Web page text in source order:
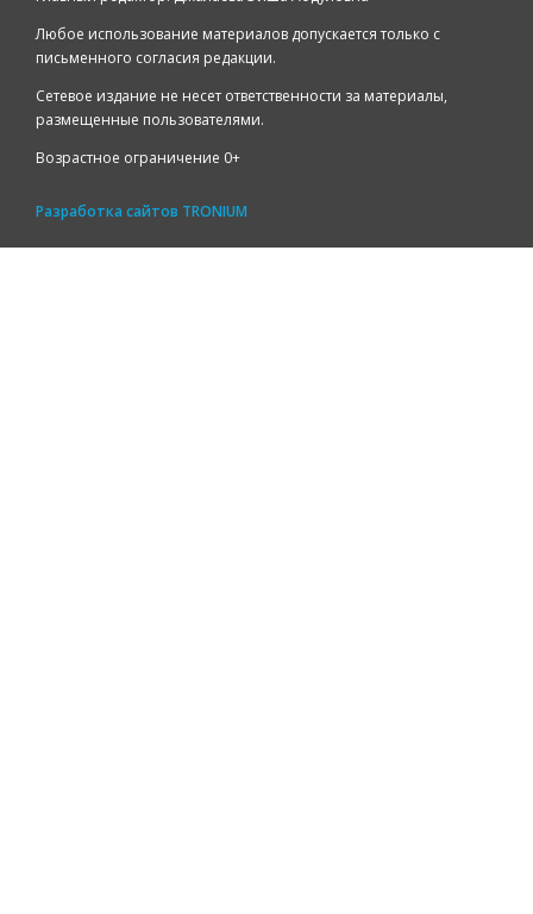
Любое использование материалов допускается только с
письменного согласия редакции.
Сетевое издание не несет ответственности за материалы,
размещенные пользователями.
Возрастное ограничение 0+
Разработка сайтов TRONIUM